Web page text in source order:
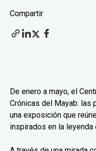
Compartir
De enero a mayo, el
Crónicas del Mayab: las
una exposición que
inspirados en la leyenda